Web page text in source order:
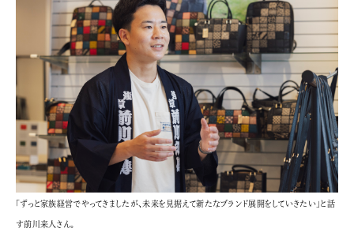
「ずっと家族経営でやってきましたが、未来を見据えて新たなブランド展開をしていきたい」と話
す前川来人さん。